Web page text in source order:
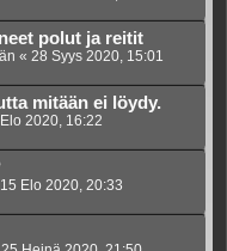
polut ja reitit
« 28 Syys 2020, 15:01
mitään ei löydy.
2020, 16:22
15 Elo 2020, 20:33